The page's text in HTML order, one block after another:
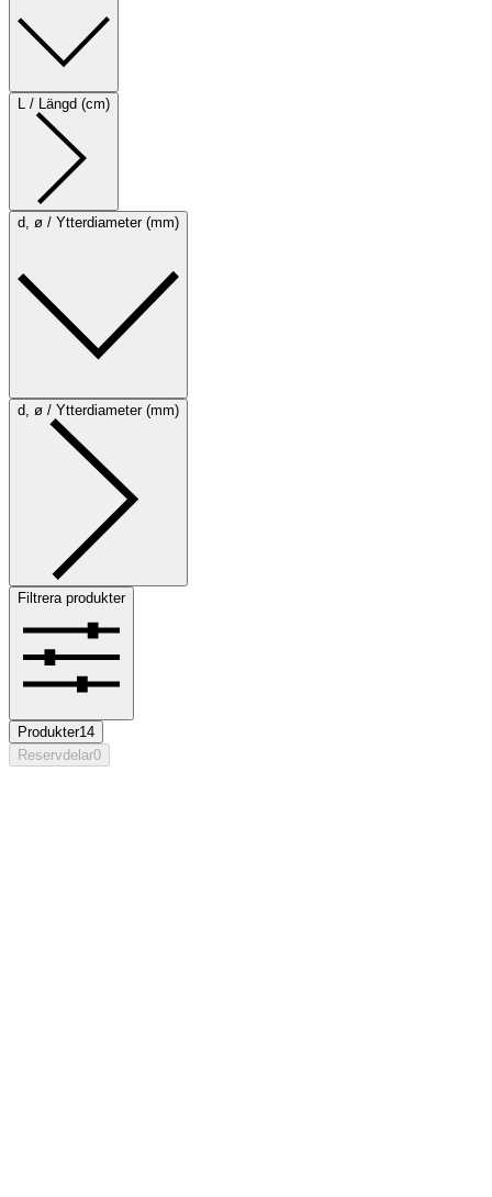
L / Längd (cm)
d, ø / Ytterdiameter (mm)
d, ø / Ytterdiameter (mm)
Filtrera produkter
Produkter14
Reservdelar0